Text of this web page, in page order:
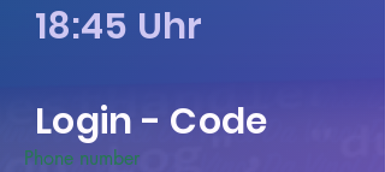
18:45 Uhr
Login - Code
Phone number